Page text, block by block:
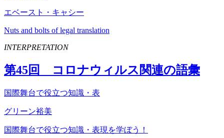
エベースト・キャシー
Nuts and bolts of legal translation
INTERPRETATION
第45回 コロナウィルス関連の語彙
国際舞台で役立つ知識・表
グリーン裕美
国際舞台で役立つ知識・表現を学ぼう！